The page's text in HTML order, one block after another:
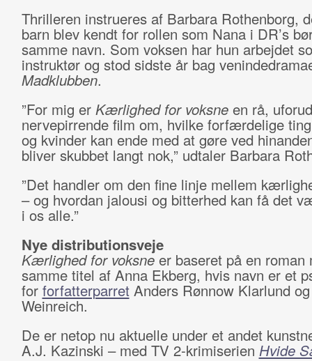
Thrilleren instrueres af Barbara Rothenborg,
barn blev kendt for rollen som Nana i DR’s
samme navn. Som voksen har hun arbejdet
instruktør og stod sidste år bag
Madklubben.
”For mig er Kærlighed for voksneen rå,
nervepirrende film om, hvilke forfærdelige
og kvinder kan ende med at gøre ved
bliver skubbet langt nok,” udtaler Barbara
”Det handler om den fine linje mellem
– og hvordan jalousi og bitterhed kan få det
i os alle.”
Nye distributionsveje
Kærlighed for voksneer baseret på en roman
samme titel af Anna Ekberg, hvis navn er et
for forfatterparretAnders Rønnow Klarlund
Weinreich.
De er netop nu aktuelle under et andet
A.J. Kazinski – med TV 2-krimiserien Hvide